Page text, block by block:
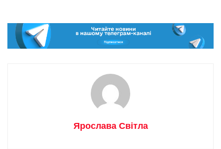
Ярослава Світла